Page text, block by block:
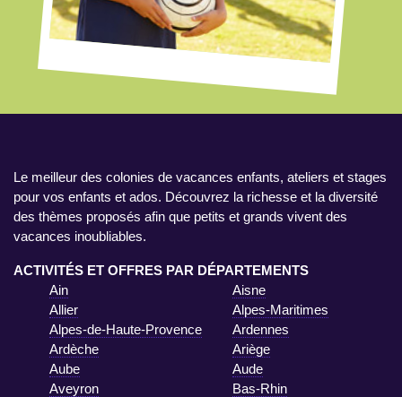
Le meilleur des colonies de vacances enfants, ateliers et stages
pour vos enfants et ados. Découvrez la richesse et la diversité
des thèmes proposés afin que petits et grands vivent des
vacances inoubliables.
ACTIVITÉS ET OFFRES PAR DÉPARTEMENTS
Ain
Aisne
Allier
Alpes-Maritimes
Alpes-de-Haute-Provence
Ardennes
Ardèche
Ariège
Aube
Aude
Aveyron
Bas-Rhin